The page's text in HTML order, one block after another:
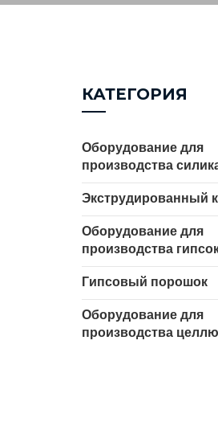
КАТЕГОРИЯ
Оборудование для
производства
Экструдированный
Оборудование для
производства
Гипсовый порошок
Оборудование для
производства